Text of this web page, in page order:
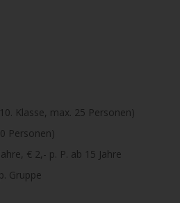
Klasse, max. 25 Personen)
Personen)
€ 2,- p. P. ab 15 Jahre
Gruppe